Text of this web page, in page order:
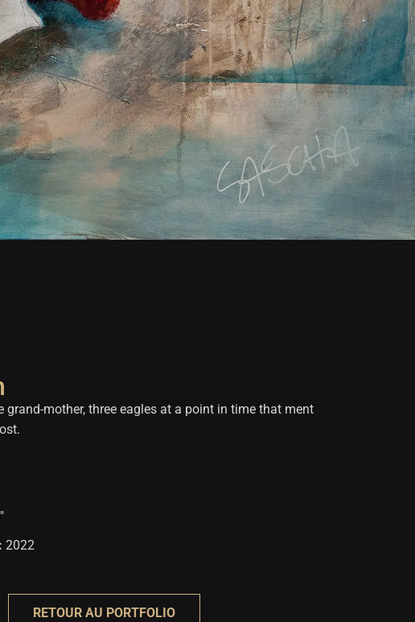
BOUTIQUE
BIO / CV OEUVRES SUR MESURE JOINDRE
grand-mother, three eagles at a point in time that ment
2022
RETOUR AU PORTFOLIO